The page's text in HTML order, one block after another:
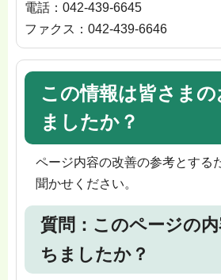
電話：042-439-6645
ファクス：042-439-6646
この情報は皆さま
ましたか？
ページ内容の改善の参考とする
聞かせください。
質問：このページの
ちましたか？